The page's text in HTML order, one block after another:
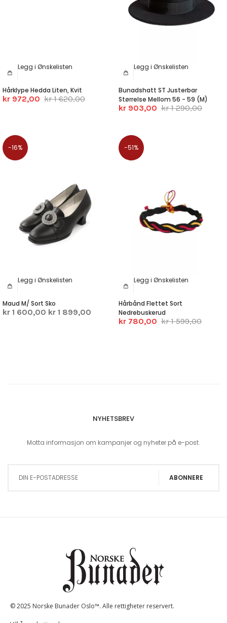
Legg i Ønskelisten
Hårklype Hedda Liten, Kvit
kr 972,00 kr 1 620,00
Legg i Ønskelisten
Bunadshatt ST Justerbar
Størrelse Mellom 56 - 59 (M)
kr 903,00 kr 1 290,00
-16%
Legg i Ønskelisten
Maud M/ Sort Sko
kr 1 600,00 kr 1 899,00
-51%
Legg i Ønskelisten
Hårbånd Flettet Sort
Nedrebuskerud
kr 780,00 kr 1 599,00
NYHETSBREV
Motta informasjon om kampanjer og nyheter på e-post.
ABONNERE
© 2025 Norske Bunader Oslo™. Alle rettigheter reservert.